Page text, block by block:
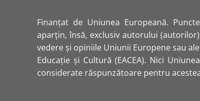
Finanțat de Uniunea Europeană.
aparțin, însă, exclusiv autorului
vedere și opiniile Uniunii Europene sau
Educație și Cultură (EACEA). Nici
considerate răspunzătoare pentru